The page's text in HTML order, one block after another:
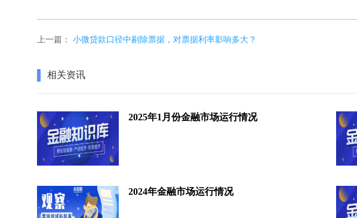
上一篇： 小微贷款口径中剔除票据，对票据利率影响多大？
相关资讯
2025年1月份金融市场运行情况
2024年金融市场运行情况